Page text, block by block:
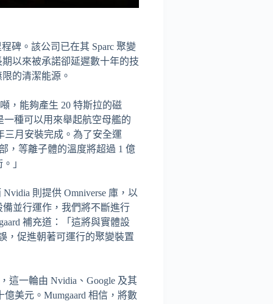
碑。該公司已在其 Sparc 聚變
以來被承諾卻延遲數十年的技
的清潔能源。
，能夠產生 20 特斯拉的磁
一種可以用來舉起航空母艦的
三月安裝完成。為了安全運
，等離子體的溫度將超過 1 億
」
則提供 Omniverse 庫，以
並行運作，我們將不斷進行
補充道：「這將與實體設
，促進朝著可運行的聚變裝置
這一輪由 Nvidia、Google 及其
美元。Mumgaard 相信，將數